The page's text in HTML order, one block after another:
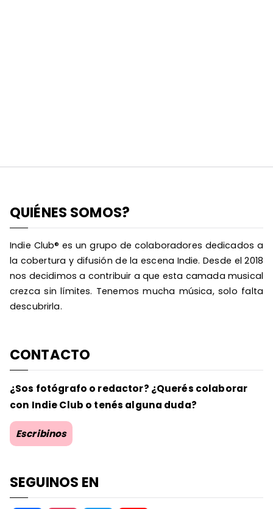
QUIÉNES SOMOS?
Indie Club® es un grupo de colaboradores dedicados a
la cobertura y difusión de la escena Indie. Desde el 2018
nos decidimos a contribuir a que esta camada musical
crezca sin límites. Tenemos mucha música, solo falta
descubrirla.
CONTACTO
¿Sos fotógrafo o redactor? ¿Querés colaborar
con Indie Club o tenés alguna duda?
Escribinos
SEGUINOS EN